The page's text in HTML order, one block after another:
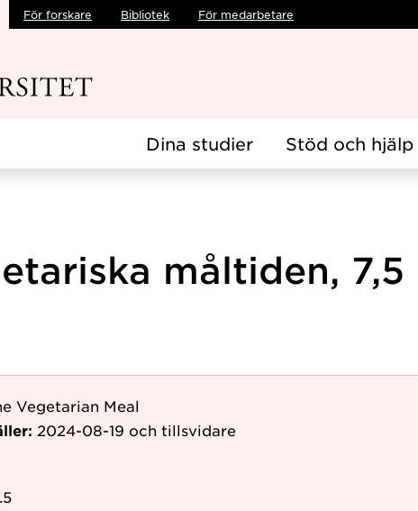
För forskare Bibliotek För medarbetare
Dina studier Stöd och hjälp
måltiden, 7,5
Vegetarian Meal
2024-08-19 och tillsvidare